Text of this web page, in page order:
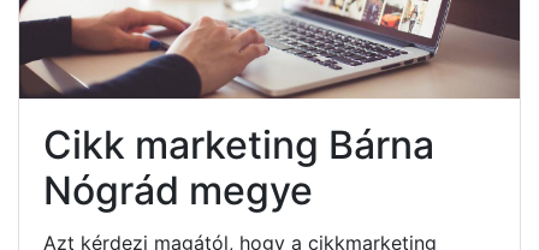
Cikk marketing Bárna
Nógrád megye
Azt kérdezi magától, hogy a cikkmarketing